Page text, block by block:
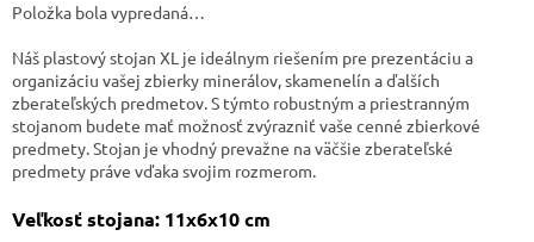
Položka bola vypredaná…
Náš plastový stojan XL je ideálnym riešením pre prezentáciu a
organizáciu vašej zbierky minerálov, skamenelín a ďalších
zberateľských predmetov. S týmto robustným a priestranným
stojanom budete mať možnosť zvýrazniť vaše cenné zbierkové
predmety. Stojan je vhodný prevažne na väčšie zberateľské
predmety práve vďaka svojim rozmerom.
Veľkosť stojana: 11x6x10 cm